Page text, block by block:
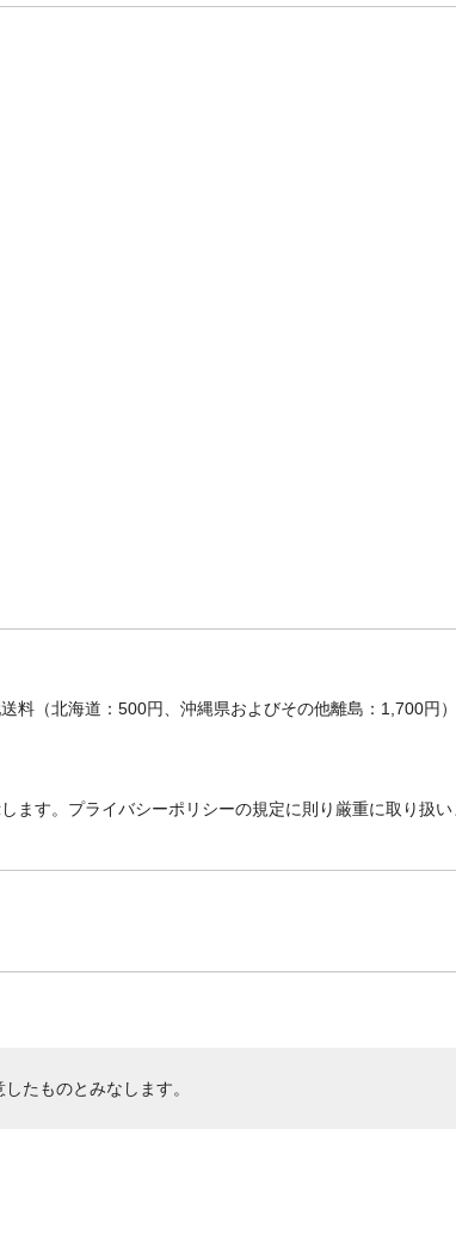
料（北海道：500円、沖縄県およびその他離島：1,700円
す。プライバシーポリシーの規定に則り厳重に取り扱い
たものとみなします。